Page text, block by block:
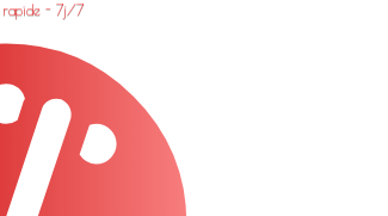
rapide - 7j/7